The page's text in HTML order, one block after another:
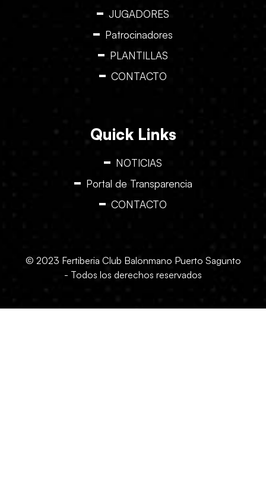
JUGADORES
Patrocinadores
PLANTILLAS
CONTACTO
Quick Links
NOTICIAS
Portal de Transparencia
CONTACTO
© 2023 Fertiberia Club Balonmano Puerto Sagunto
- Todos los derechos reservados